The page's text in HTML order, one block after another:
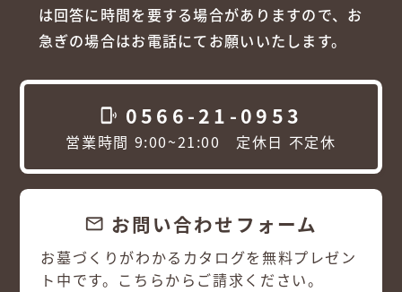
は回答に時間を要する場合がありますので、お
急ぎの場合はお電話にてお願いいたします。
phonelink_ring 0566-21-0953
営業時間 9:00~21:00 定休日 不定休
email お問い合わせフォーム
お墓づくりがわかるカタログを無料プレゼン
ト中です。こちらからご請求ください。